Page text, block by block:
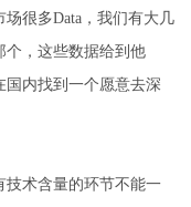
很多Data，我们有大几
个，这些数据给到他
内找到一个愿意去深
技术含量的环节不能一